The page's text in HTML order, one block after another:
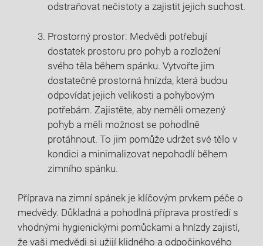
odstraňovat nečistoty a zajistit jejich suchost.
Prostorný prostor: Medvědi potřebují
dostatek prostoru pro pohyb a rozložení
svého těla během spánku. Vytvořte jim
dostatečně⁤ prostorná hnízda, která budou
odpovídat jejich velikosti a pohybovým
potřebám. Zajistěte, ​aby neměli omezený
pohyb a měli možnost se pohodlně
protáhnout. To jim pomůže​ udržet své tělo v‌
kondici a minimalizovat‍ nepohodlí během
⁢zimního spánku.
Příprava na zimní spánek je klíčovým ​prvkem péče o
medvědy. Důkladná a ⁤pohodlná příprava prostředí s
vhodnými hygienickými​ pomůckami a hnízdy zajistí,
že ​vaši medvědi si ‍užijí klidného a odpočinkového